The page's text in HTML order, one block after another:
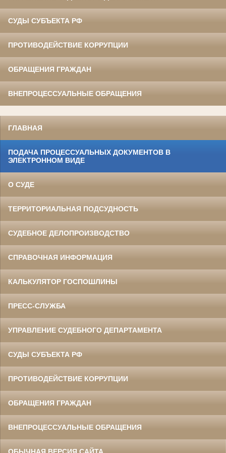
СУДЫ СУБЪЕКТА РФ
ПРОТИВОДЕЙСТВИЕ КОРРУПЦИИ
ОБРАЩЕНИЯ ГРАЖДАН
ВНЕПРОЦЕССУАЛЬНЫЕ ОБРАЩЕНИЯ
ГЛАВНАЯ
ПОДАЧА ПРОЦЕССУАЛЬНЫХ ДОКУМЕНТОВ В
ЭЛЕКТРОННОМ ВИДЕ
О СУДЕ
ТЕРРИТОРИАЛЬНАЯ ПОДСУДНОСТЬ
СУДЕБНОЕ ДЕЛОПРОИЗВОДСТВО
СПРАВОЧНАЯ ИНФОРМАЦИЯ
КАЛЬКУЛЯТОР ГОСПОШЛИНЫ
ПРЕСС-СЛУЖБА
УПРАВЛЕНИЕ СУДЕБНОГО ДЕПАРТАМЕНТА
СУДЫ СУБЪЕКТА РФ
ПРОТИВОДЕЙСТВИЕ КОРРУПЦИИ
ОБРАЩЕНИЯ ГРАЖДАН
ВНЕПРОЦЕССУАЛЬНЫЕ ОБРАЩЕНИЯ